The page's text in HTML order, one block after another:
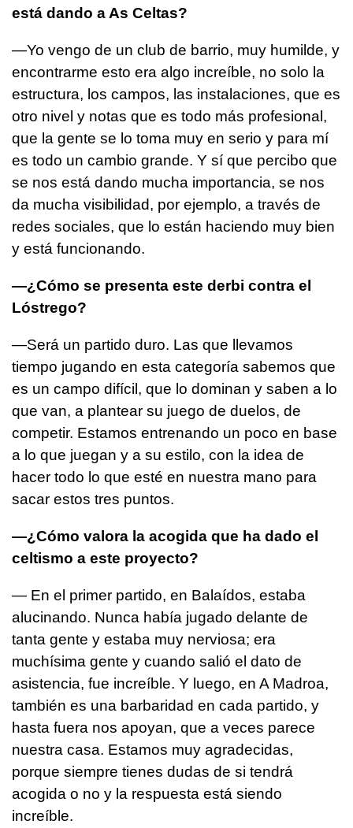
está dando a As Celtas?
—Yo vengo de un club de barrio, muy humilde, y
encontrarme esto era algo increíble, no solo la
estructura, los campos, las instalaciones, que es
otro nivel y notas que es todo más profesional,
que la gente se lo toma muy en serio y para mí
es todo un cambio grande. Y sí que percibo que
se nos está dando mucha importancia, se nos
da mucha visibilidad, por ejemplo, a través de
redes sociales, que lo están haciendo muy bien
y está funcionando.
—¿Cómo se presenta este derbi contra el
Lóstrego?
—Será un partido duro. Las que llevamos
tiempo jugando en esta categoría sabemos que
es un campo difícil, que lo dominan y saben a lo
que van, a plantear su juego de duelos, de
competir. Estamos entrenando un poco en base
a lo que juegan y a su estilo, con la idea de
hacer todo lo que esté en nuestra mano para
sacar estos tres puntos.
—¿Cómo valora la acogida que ha dado el
celtismo a este proyecto?
— En el primer partido, en Balaídos, estaba
alucinando. Nunca había jugado delante de
tanta gente y estaba muy nerviosa; era
muchísima gente y cuando salió el dato de
asistencia, fue increíble. Y luego, en A Madroa,
también es una barbaridad en cada partido, y
hasta fuera nos apoyan, que a veces parece
nuestra casa. Estamos muy agradecidas,
porque siempre tienes dudas de si tendrá
acogida o no y la respuesta está siendo
increíble.